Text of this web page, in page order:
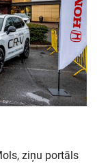
ziņu portāls